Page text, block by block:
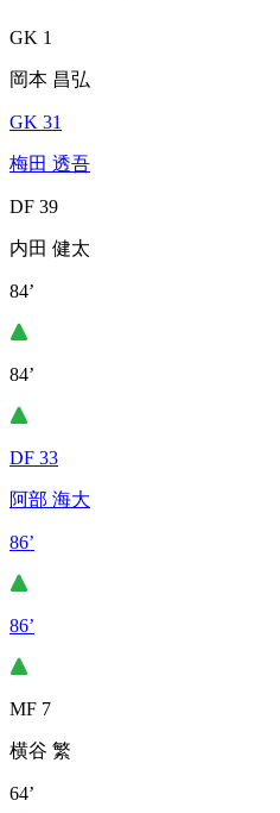
GK 1
岡本 昌弘
GK 31
梅田 透吾
DF 39
内田 健太
84’
84’
DF 33
阿部 海大
86’
86’
MF 7
横谷 繁
64’